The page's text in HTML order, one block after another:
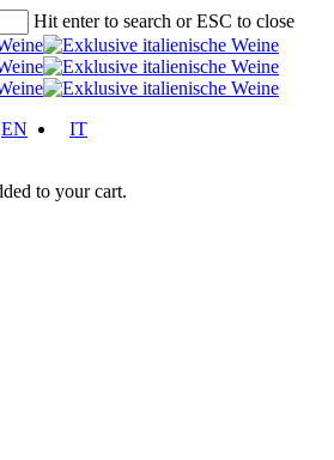
Hit enter to search or ESC to close
EN IT
to your cart.